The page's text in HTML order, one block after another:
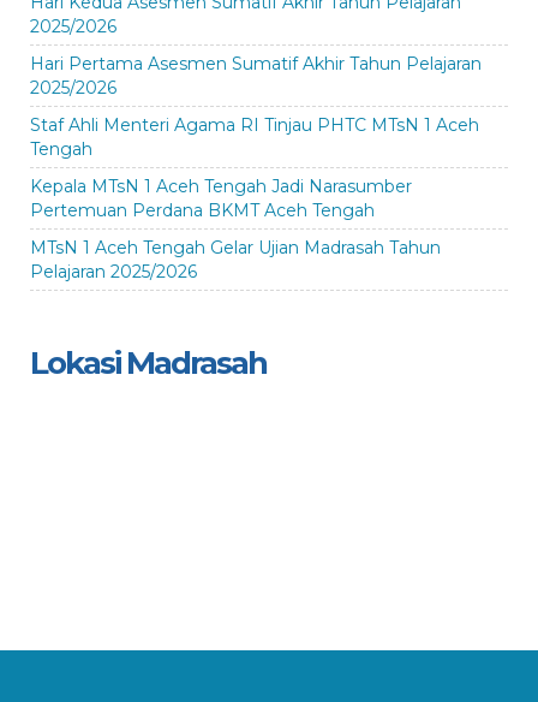
2025/2026
Hari Pertama Asesmen Sumatif Akhir Tahun Pelajaran
2025/2026
Staf Ahli Menteri Agama RI Tinjau PHTC MTsN 1 Aceh
Tengah
Kepala MTsN 1 Aceh Tengah Jadi Narasumber
Pertemuan Perdana BKMT Aceh Tengah
MTsN 1 Aceh Tengah Gelar Ujian Madrasah Tahun
Pelajaran 2025/2026
Lokasi Madrasah